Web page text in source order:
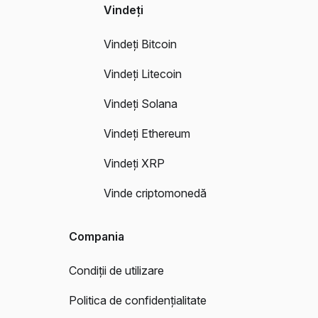
Vindeți
Vindeți Bitcoin
Vindeți Litecoin
Vindeți Solana
Vindeți Ethereum
Vindeți XRP
Vinde criptomonedă
Compania
Condiții de utilizare
Politica de confidențialitate